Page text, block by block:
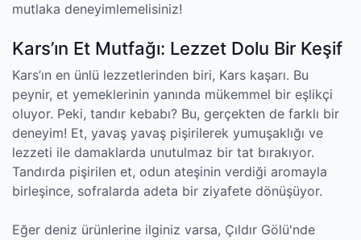
mutlaka deneyimlemelisiniz!
Kars’ın Et Mutfağı: Lezzet Dolu Bir Keşif
Kars’ın en ünlü lezzetlerinden biri, Kars kaşarı. Bu
peynir, et yemeklerinin yanında mükemmel bir eşlikçi
oluyor. Peki, tandır kebabı? Bu, gerçekten de farklı bir
deneyim! Et, yavaş yavaş pişirilerek yumuşaklığı ve
lezzeti ile damaklarda unutulmaz bir tat bırakıyor.
Tandırda pişirilen et, odun ateşinin verdiği aromayla
birleşince, sofralarda adeta bir ziyafete dönüşüyor.
Eğer deniz ürünlerine ilginiz varsa, Çıldır Gölü'nde